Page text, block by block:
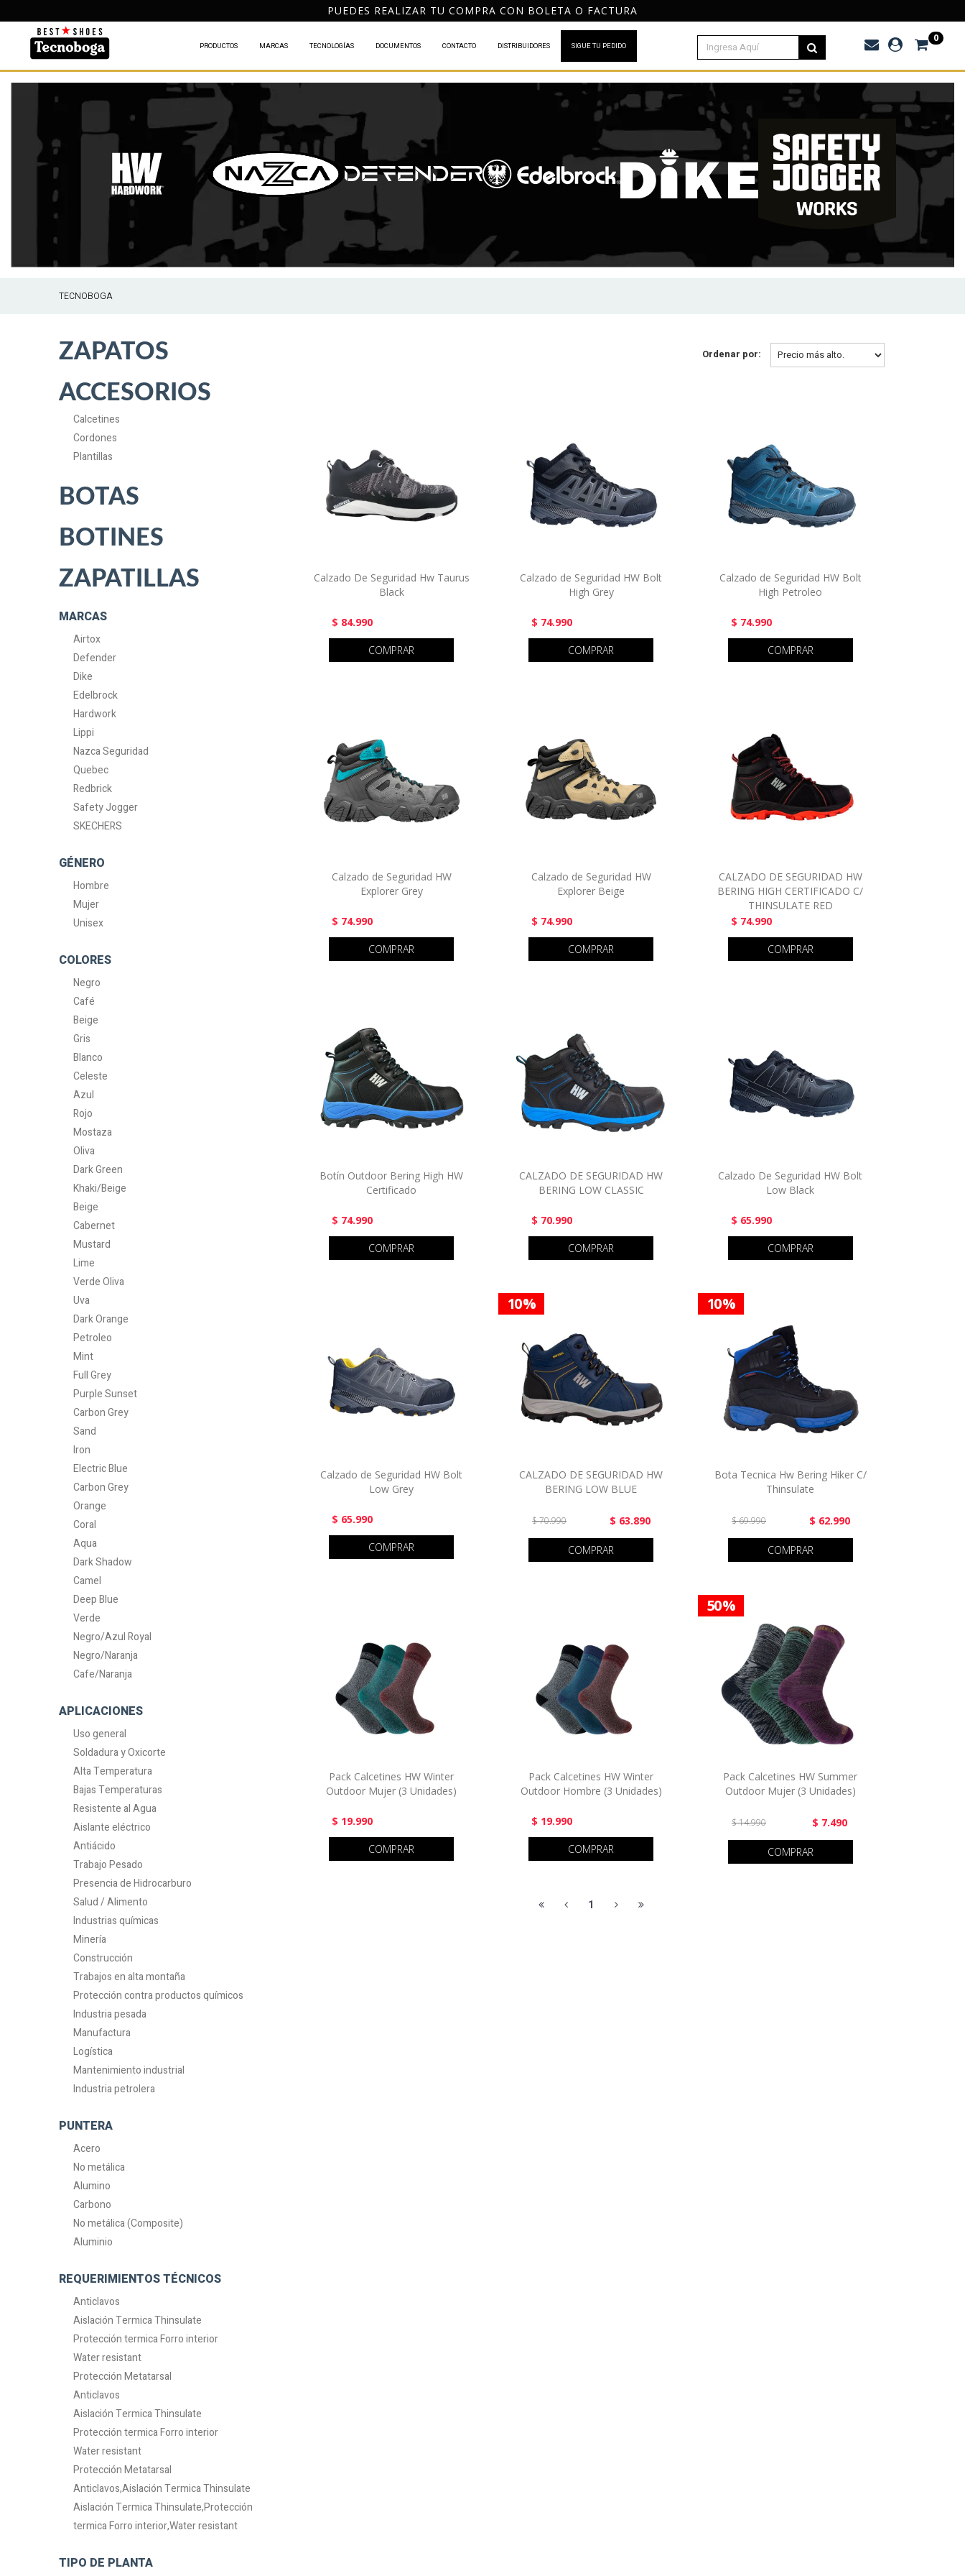
DESPACHO GRATIS A TODO CHILE POR COMPRAS DESDE $120.000
PRODUCTOS MARCAS TECNOLOGÍAS DOCUMENTOS CONTACTO DISTRIBUIDORES SIGUE TU PEDIDO
0
TECNOBOGA
ZAPATOS
ACCESORIOS
Calcetines
Cordones
Plantillas
BOTAS
BOTINES
ZAPATILLAS
MARCAS
Airtox
Defender
Dike
Edelbrock
Hardwork
Lippi
Nazca Seguridad
Quebec
Redbrick
Safety Jogger
SKECHERS
GÉNERO
Hombre
Mujer
Unisex
COLORES
Negro
Café
Beige
Gris
Blanco
Celeste
Azul
Rojo
Mostaza
Oliva
Dark Green
Khaki/Beige
Beige
Cabernet
Mustard
Lime
Verde Oliva
Uva
Dark Orange
Petroleo
Mint
Full Grey
Purple Sunset
Carbon Grey
Sand
Iron
Electric Blue
Carbon Grey
Orange
Coral
Aqua
Dark Shadow
Camel
Deep Blue
Verde
Negro/Azul Royal
Negro/Naranja
Cafe/Naranja
APLICACIONES
Uso general
Soldadura y Oxicorte
Alta Temperatura
Bajas Temperaturas
Resistente al Agua
Aislante eléctrico
Antiácido
Trabajo Pesado
Presencia de Hidrocarburo
Salud / Alimento
Industrias químicas
Minería
Construcción
Trabajos en alta montaña
Protección contra productos químicos
Industria pesada
Manufactura
Logística
Mantenimiento industrial
Industria petrolera
PUNTERA
Acero
No metálica
Alumino
Carbono
No metálica (Composite)
Aluminio
REQUERIMIENTOS TÉCNICOS
Anticlavos
Aislación Termica Thinsulate
Protección termica Forro interior
Water resistant
Protección Metatarsal
Anticlavos
Aislación Termica Thinsulate
Protección termica Forro interior
Water resistant
Protección Metatarsal
Anticlavos,Aislación Termica Thinsulate
Aislación Termica Thinsulate,Protección
termica Forro interior,Water resistant
TIPO DE PLANTA
Ordenar por:
Calzado De Seguridad Hw Taurus
Black
$ 84.990
COMPRAR
Calzado de Seguridad HW Bolt
High Grey
$ 74.990
COMPRAR
Calzado de Seguridad HW Bolt
High Petroleo
$ 74.990
COMPRAR
Calzado de Seguridad HW
Explorer Grey
$ 74.990
COMPRAR
Calzado de Seguridad HW
Explorer Beige
$ 74.990
COMPRAR
CALZADO DE SEGURIDAD HW
BERING HIGH CERTIFICADO C/
THINSULATE RED
$ 74.990
COMPRAR
Botín Outdoor Bering High HW
Certificado
$ 74.990
COMPRAR
CALZADO DE SEGURIDAD HW
BERING LOW CLASSIC
$ 70.990
COMPRAR
Calzado De Seguridad HW Bolt
Low Black
$ 65.990
COMPRAR
Calzado de Seguridad HW Bolt
Low Grey
$ 65.990
COMPRAR
10 %
CALZADO DE SEGURIDAD HW
BERING LOW BLUE
$ 70.990 $ 63.890
COMPRAR
10 %
Bota Tecnica Hw Bering Hiker C/
Thinsulate
$ 69.990 $ 62.990
COMPRAR
Pack Calcetines HW Winter
Outdoor Mujer (3 Unidades)
$ 19.990
COMPRAR
Pack Calcetines HW Winter
Outdoor Hombre (3 Unidades)
$ 19.990
COMPRAR
50 %
Pack Calcetines HW Summer
Outdoor Mujer (3 Unidades)
$ 14.990 $ 7.490
COMPRAR
1